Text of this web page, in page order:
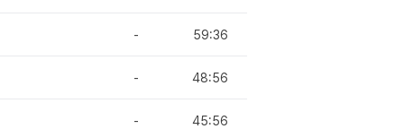
- 59:36
- 48:56
- 45:56